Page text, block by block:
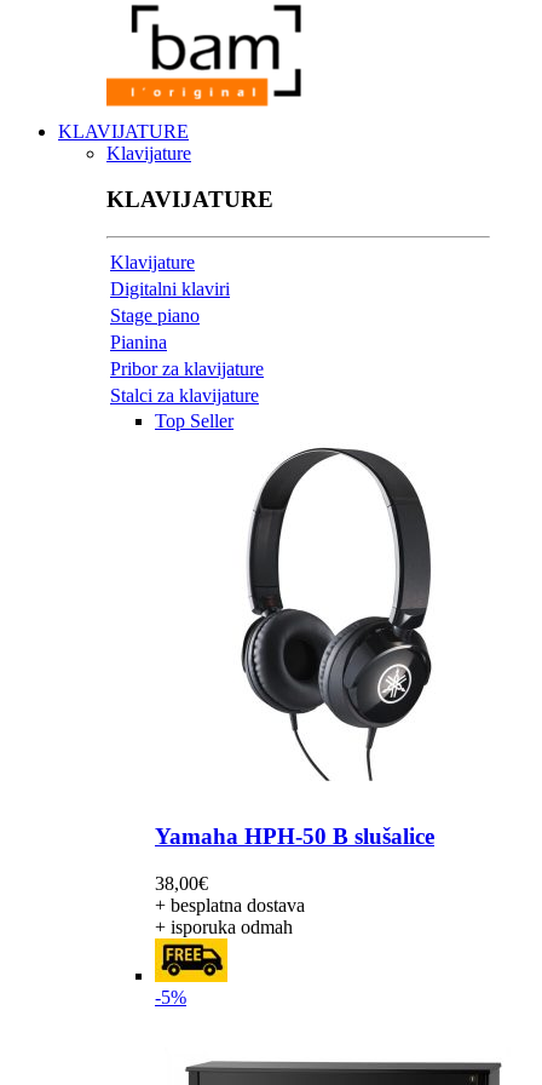
KLAVIJATURE
Klavijature
KLAVIJATURE
Klavijature
Digitalni klaviri
Stage piano
Pianina
Pribor za klavijature
Stalci za klavijature
Top Seller
Yamaha HPH-50 B slušalice
38,00€
+ besplatna dostava
+ isporuka odmah
-5%